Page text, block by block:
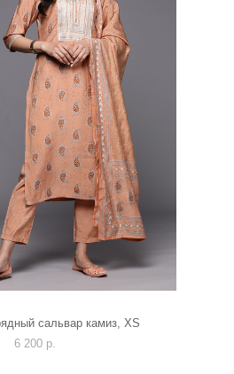
сальвар камиз, XS
6 200 p.